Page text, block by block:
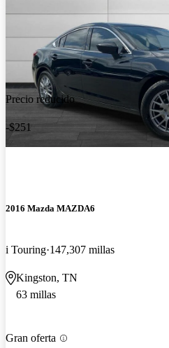
Precio reducido
-$251
2016 Mazda MAZDA6
i Touring 147,307 millas
Kingston, TN
63 millas
Gran oferta